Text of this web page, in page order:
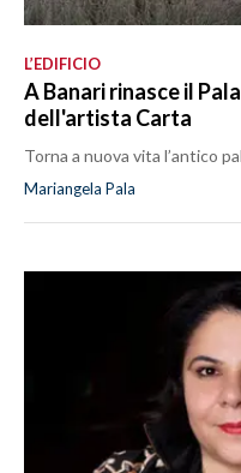
L’EDIFICIO
A Banari rinasce il
dell'artista Carta
Torna a nuova vita l’antico
Mariangela Pala